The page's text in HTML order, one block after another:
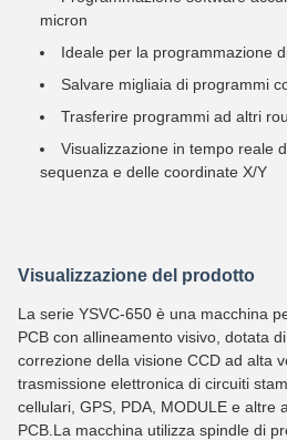
micron
Ideale per la programmazione
Salvare migliaia di programmi
Trasferire programmi ad altri
Visualizzazione in tempo reale
sequenza e delle coordinate X/Y
Visualizzazione del prodotto
La serie YSVC-650 è una macchina
PCB con allineamento visivo, dotata
correzione della visione CCD ad alta
trasmissione elettronica di circuiti
cellulari, GPS, PDA, MODULE e altre
PCB.La macchina utilizza spindle di